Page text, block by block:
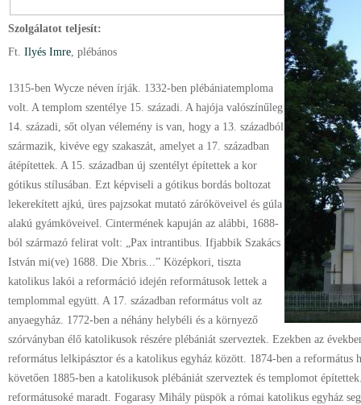
Szolgálatot teljesít:
Ft. Ilyés Imre , plébános
1315-ben Wycze néven írják. 1332-ben plébániatemploma
volt. A templom szentélye 15. századi. A hajója valószínűleg
14. századi, sőt olyan vélemény is van, hogy a 13. századból
származik, kivéve egy szakaszát, amelyet a 17. században
átépítettek. A 15. században új szentélyt építettek a kor
gótikus stílusában. Ezt képviseli a gótikus bordás boltozat
lekerekített ajkú, üres pajzsokat mutató záróköveivel és gúla
alakú gyámköveivel. Cintermének kapuján az alábbi, 1688-
ból származó felirat volt: „Pax intrantibus. Ifjabbik Szakács
István mi(ve) 1688. Die Xbris...” Középkori, tiszta
katolikus lakói a reformáció idején reformátusok lettek a
templommal együtt. A 17. században református volt az
anyaegyház. 1772-ben a néhány helybéli és a környező
szórványban élő katolikusok részére plébániát szerveztek. Ezekben az
református lelkipásztor és a katolikus egyház között. 1874-ben a
követően 1885-ben a katolikusok plébániát szerveztek és templomot
reformátusoké maradt. Fogarasy Mihály püspök a római katolikus egyház